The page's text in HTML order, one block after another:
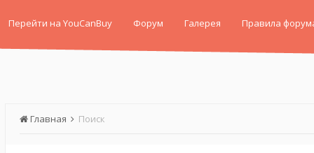
Перейти на YouCanBuy Форум Галерея Правила
Главная Поиск